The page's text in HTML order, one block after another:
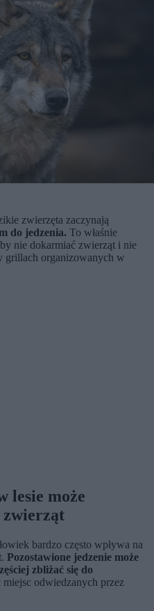
zwierzęta zaczynają
do jedzenia. To właśnie
nie dokarmiać zwierząt i nie
grillach organizowanych w
lesie może
zwierząt
bardzo często wpływa na
Pozostawione jedzenie może
zbliżać się do
miejsc odwiedzanych przez